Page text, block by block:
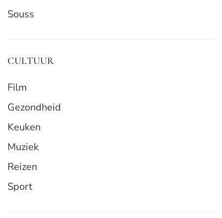
Souss
CULTUUR
Film
Gezondheid
Keuken
Muziek
Reizen
Sport